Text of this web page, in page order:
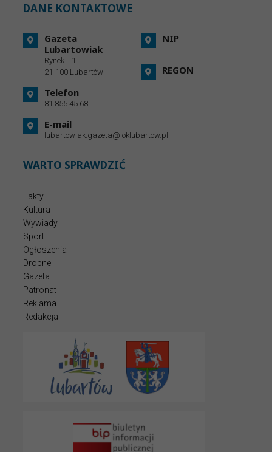
DANE KONTAKTOWE
Gazeta
Lubartowiak
Rynek II 1
21-100 Lubartów
Telefon
81 855 45 68
E-mail
lubartowiak.gazeta@loklubartow.pl
NIP
REGON
WARTO SPRAWDZIĆ
Fakty
Kultura
Wywiady
Sport
Ogłoszenia
Drobne
Gazeta
Patronat
Reklama
Redakcja